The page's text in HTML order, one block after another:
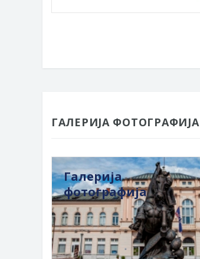
ГАЛЕРИЈА ФОТОГРАФИЈА
Галерија
фотографија